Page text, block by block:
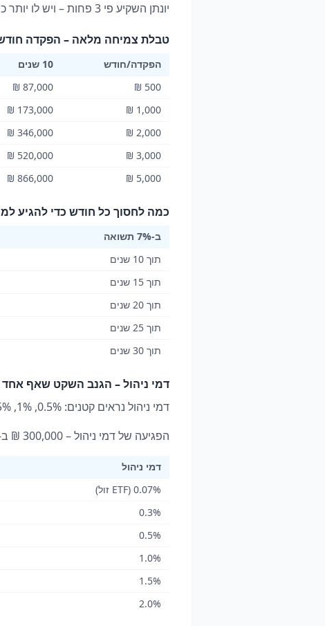
יונתן השקיע פי 3 פחות – ויש לו יותר כסף! זה כוח ריבית הדריבית.
טבלת צמיחה מלאה – הפקדה חודשית ב-
הפקדה/חודש 10 שנים
500 ₪
87,000 ₪
1,000 ₪
173,000 ₪
2,000 ₪
346,000 ₪
3,000 ₪
520,000 ₪
5,000 ₪
866,000 ₪
כמה לחסוך כל חודש כדי להגיע
ב-7% תשואה
תוך 10 שנים
תוך 15 שנים
תוך 20 שנים
תוך 25 שנים
תוך 30 שנים
דמי ניהול – הגנב השקט שאף אחד
דמי ניהול נראים קטנים: 0.5%, 1%, 1.5% לשנה. אבל לאורך 30 שנה – הם גונבים עשרות אחוזים מהצבירה.
הפגיעה של דמי ניהול – 300,000 ₪ ב-7% ל-30 שנה:
דמי ניהול
0.07% (ETF זול)
0.3%
0.5%
1.0%
1.5%
2.0%